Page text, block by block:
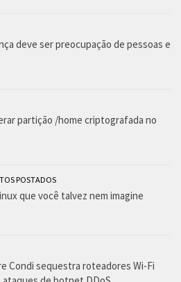
deve ser preocupação de pessoas e
partição /home criptografada no
POSTADOS
que você talvez nem imagine
Condi sequestra roteadores Wi-Fi